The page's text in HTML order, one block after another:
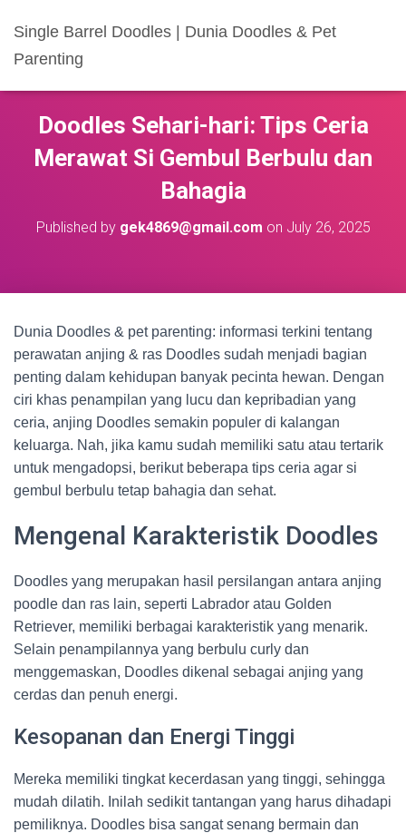
Single Barrel Doodles | Dunia Doodles & Pet
Parenting
Doodles Sehari-hari: Tips Ceria
Merawat Si Gembul Berbulu dan
Bahagia
Published by gek4869@gmail.com on July 26, 2025
Dunia Doodles & pet parenting: informasi terkini tentang
perawatan anjing & ras Doodles sudah menjadi bagian
penting dalam kehidupan banyak pecinta hewan. Dengan
ciri khas penampilan yang lucu dan kepribadian yang
ceria, anjing Doodles semakin populer di kalangan
keluarga. Nah, jika kamu sudah memiliki satu atau tertarik
untuk mengadopsi, berikut beberapa tips ceria agar si
gembul berbulu tetap bahagia dan sehat.
Mengenal Karakteristik Doodles
Doodles yang merupakan hasil persilangan antara anjing
poodle dan ras lain, seperti Labrador atau Golden
Retriever, memiliki berbagai karakteristik yang menarik.
Selain penampilannya yang berbulu curly dan
menggemaskan, Doodles dikenal sebagai anjing yang
cerdas dan penuh energi.
Kesopanan dan Energi Tinggi
Mereka memiliki tingkat kecerdasan yang tinggi, sehingga
mudah dilatih. Inilah sedikit tantangan yang harus dihadapi
pemiliknya. Doodles bisa sangat senang bermain dan